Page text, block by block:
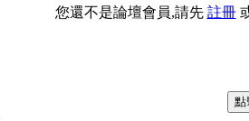
您還不是論壇會員,請先 註冊